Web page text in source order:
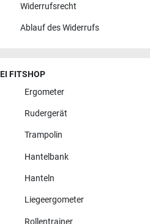
Widerrufsrecht
Ablauf des Widerrufs
FITSHOP
Ergometer
Rudergerät
Trampolin
Hantelbank
Hanteln
Liegeergometer
Rollentrainer